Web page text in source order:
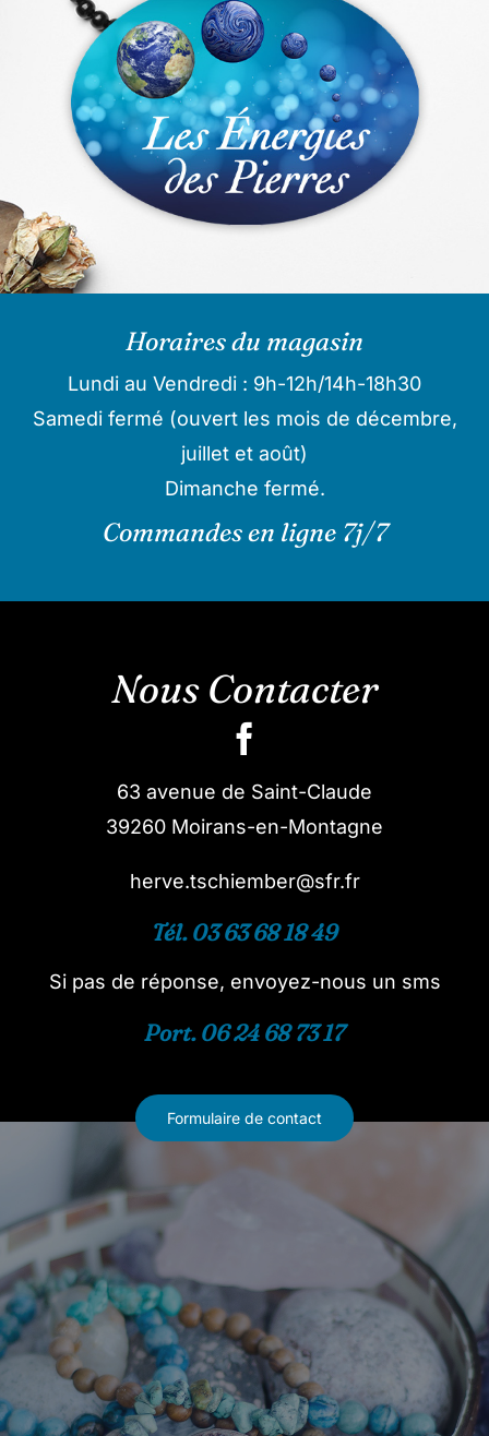
Horaires du magasin
Lundi au Vendredi : 9h-12h/14h-18h30
Samedi fermé (ouvert les mois de décembre,
juillet et août)
Dimanche fermé.
Commandes en ligne 7j/7
Nous Contacter
63 avenue de Saint-Claude
39260 Moirans-en-Montagne
herve.tschiember@sfr.fr
Tél. 03 63 68 18 49
Si pas de réponse, envoyez-nous un sms
Port. 06 24 68 73 17
Formulaire de contact